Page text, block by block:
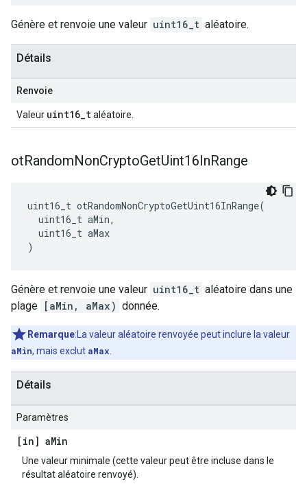
Génère et renvoie une valeur uint16_t aléatoire.
Détails
Renvoie
Valeur uint16_taléatoire.
otRandomNonCryptoGetUint16InRange
uint16_t otRandomNonCryptoGetUint16InRange(
uint16_t aMin,
uint16_t aMax
)
Génère et renvoie une valeur uint16_t aléatoire dans une
plage [aMin, aMax) donnée.
Remarque:La valeur aléatoire renvoyée peut inclure la valeur
aMin, mais exclut aMax
Détails
Paramètres
[in] aMin
Une valeur minimale (cette valeur peut être incluse dans le
résultat aléatoire renvoyé).